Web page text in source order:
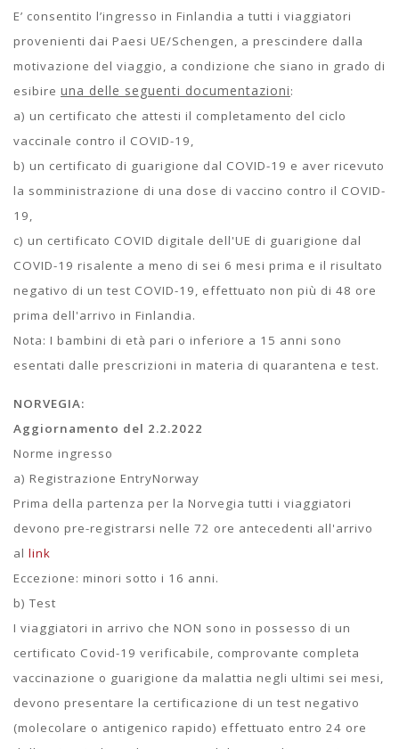
E’ consentito l’ingresso in Finlandia a tutti i viaggiatori
provenienti dai Paesi UE/Schengen, a prescindere dalla
motivazione del viaggio, a condizione che siano in grado di
esibire una delle seguenti documentazioni:
a) un certificato che attesti il completamento del ciclo
vaccinale contro il COVID-19,
b) un certificato di guarigione dal COVID-19 e aver ricevuto
la somministrazione di una dose di vaccino contro il COVID-
19,
c) un certificato COVID digitale dell'UE di guarigione dal
COVID-19 risalente a meno di sei 6 mesi prima e il risultato
negativo di un test COVID-19, effettuato non più di 48 ore
prima dell'arrivo in Finlandia.
Nota: I bambini di età pari o inferiore a 15 anni sono
esentati dalle prescrizioni in materia di quarantena e test.
NORVEGIA:
Aggiornamento del 2.2.2022
Norme ingresso
a) Registrazione EntryNorway
Prima della partenza per la Norvegia tutti i viaggiatori
devono pre-registrarsi nelle 72 ore antecedenti all'arrivo
al link
Eccezione: minori sotto i 16 anni.
b) Test
I viaggiatori in arrivo che NON sono in possesso di un
certificato Covid-19 verificabile, comprovante completa
vaccinazione o guarigione da malattia negli ultimi sei mesi,
devono presentare la certificazione di un test negativo
(molecolare o antigenico rapido) effettuato entro 24 ore